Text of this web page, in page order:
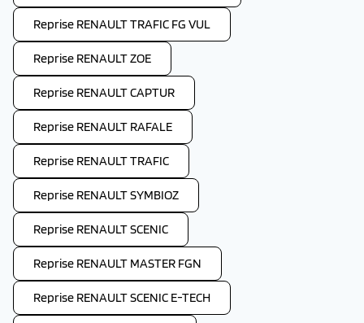
Reprise RENAULT TRAFIC FG VUL
Reprise RENAULT ZOE
Reprise RENAULT CAPTUR
Reprise RENAULT RAFALE
Reprise RENAULT TRAFIC
Reprise RENAULT SYMBIOZ
Reprise RENAULT SCENIC
Reprise RENAULT MASTER FGN
Reprise RENAULT SCENIC E-TECH